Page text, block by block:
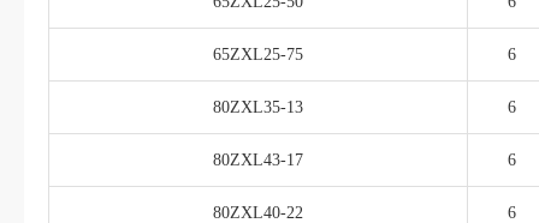
65ZXL25-75 6
80ZXL35-13 6
80ZXL43-17 6
80ZXL40-22 6